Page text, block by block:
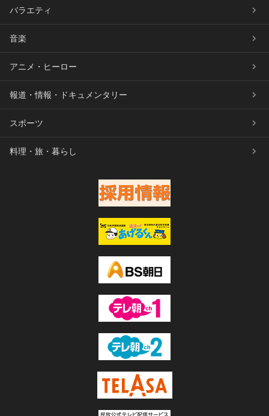
バラエティ
音楽
アニメ・ヒーロー
報道・情報・ドキュメンタリー
スポーツ
料理・旅・暮らし